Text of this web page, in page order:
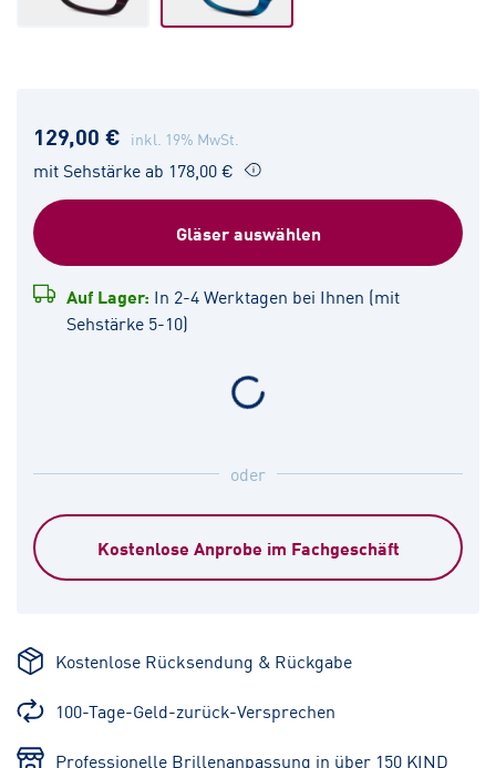
129,00 € inkl. 19% MwSt.
mit Sehstärke ab 178,00 €
Gläser auswählen
Auf Lager: In 2-4 Werktagen bei Ihnen (mit
Sehstärke 5-10)
oder
Kostenlose Anprobe im Fachgeschäft
Kostenlose Rücksendung & Rückgabe
100-Tage-Geld-zurück-Versprechen
Professionelle Brillenanpassung in über 150 KIND